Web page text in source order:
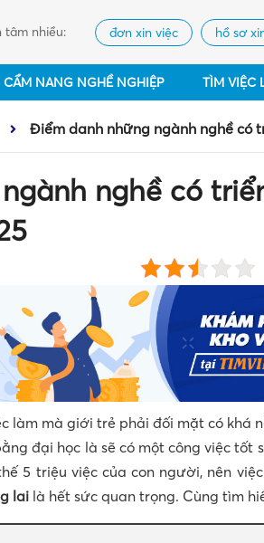
tâm nhiều: đơn xin việc hồ sơ
CẨM NANG NGHỀ NGHIỆP TÌM VIỆC
Điểm danh những ngành nghề có
nghề có
làm mà giới trẻ phải đối mặt có khá
đại học là sẽ có một công việc tốt
5 triệu việc của con người, nên
lai là hết sức quan trọng. Cùng tìm